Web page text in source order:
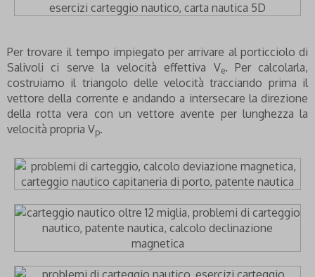
Per trovare il tempo impiegato per arrivare al porticciolo di
Salivoli ci serve la velocità effettiva Ve. Per calcolarla,
costruiamo il triangolo delle velocità tracciando prima il
vettore della corrente e andando a intersecare la direzione
della rotta vera con un vettore avente per lunghezza la
velocità propria Vp.